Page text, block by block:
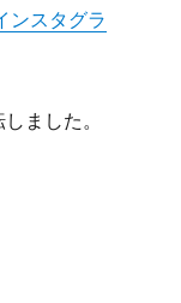
ンスタグラ
ました。